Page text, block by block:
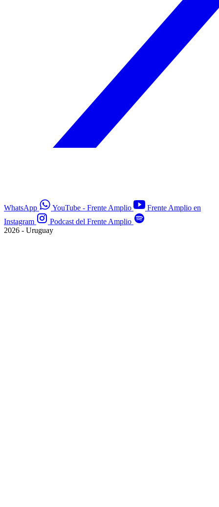
WhatsApp YouTube - Frente Amplio
Frente Amplio en
Instagram
Podcast del Frente Amplio
2026 - Uruguay